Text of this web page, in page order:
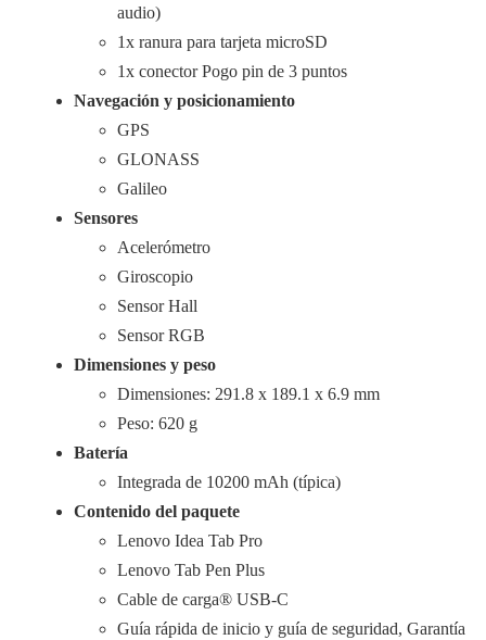
audio)
1x ranura para tarjeta microSD
1x conector Pogo pin de 3 puntos
Navegación y posicionamiento
GPS
GLONASS
Galileo
Sensores
Acelerómetro
Giroscopio
Sensor Hall
Sensor RGB
Dimensiones y peso
Dimensiones: 291.8 x 189.1 x 6.9 mm
Peso: 620 g
Batería
Integrada de 10200 mAh (típica)
Contenido del paquete
Lenovo Idea Tab Pro
Lenovo Tab Pen Plus
Cable de carga® USB-C
Guía rápida de inicio y guía de seguridad, Garantía